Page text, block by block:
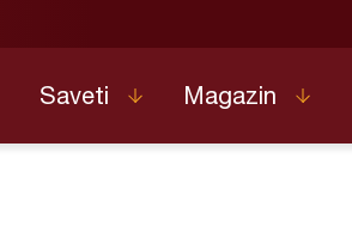
Saveti Magazin